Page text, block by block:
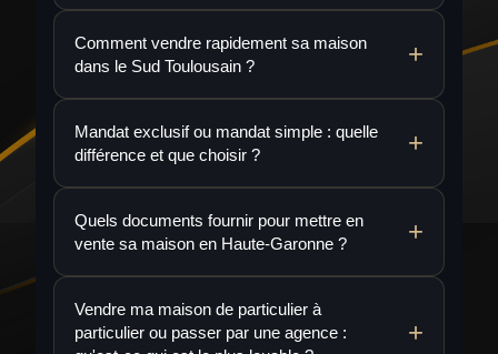
Comment vendre rapidement sa maison
dans le Sud Toulousain ?
Mandat exclusif ou mandat simple : quelle
différence et que choisir ?
Quels documents fournir pour mettre en
vente sa maison en Haute-Garonne ?
Vendre ma maison de particulier à
particulier ou passer par une agence :